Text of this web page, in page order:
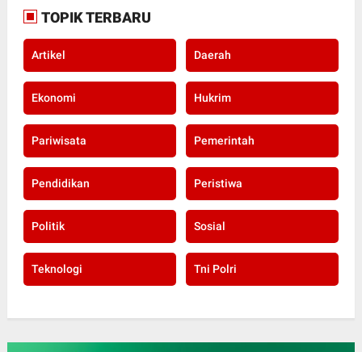
TOPIK TERBARU
Artikel Daerah
Ekonomi Hukrim
Pariwisata Pemerintah
Pendidikan Peristiwa
Politik Sosial
Teknologi Tni Polri